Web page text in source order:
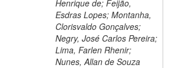
Henrique de; Feijão,
Esdras Lopes; Montanha,
Clorisvaldo Gonçalves;
Negry, José Carlos Pereira;
Lima, Farlen Rhenir;
Nunes, Allan de Souza